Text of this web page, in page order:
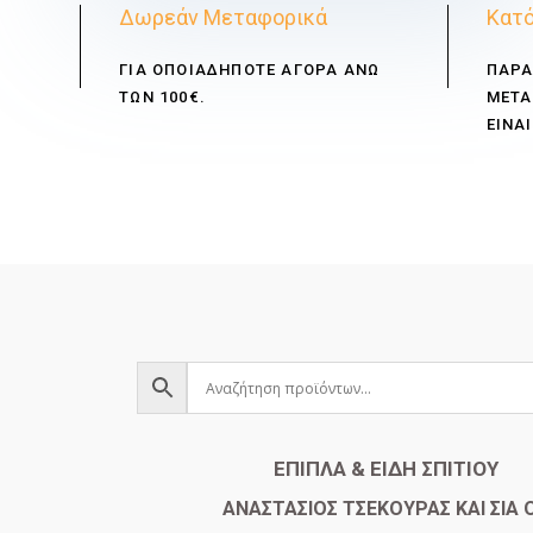
Δωρεάν Μεταφορικά
ΓΙΑ ΟΠΟΙΑΔΗΠΟΤΕ ΑΓΟΡΑ ΑΝΩ
ΤΩΝ 100€.
ΕΠΙΠΛΑ & ΕΙΔΗ ΣΠΙΤΙΟΥ
​ΑΝΑΣΤΑΣΙΟΣ ΤΣΕΚΟΥΡΑΣ ΚΑΙ ΣΙΑ